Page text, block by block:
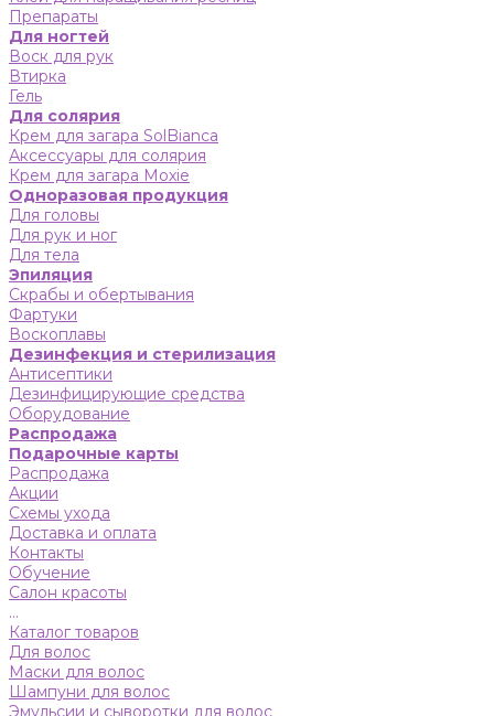
Препараты
Для ногтей
Воск для рук
Втирка
Гель
Для солярия
Крем для загара SolBianca
Аксессуары для солярия
Крем для загара Moxie
Одноразовая продукция
Для головы
Для рук и ног
Для тела
Эпиляция
Скрабы и обертывания
Фартуки
Воскоплавы
Дезинфекция и стерилизация
Антисептики
Дезинфицирующие средства
Оборудование
Распродажа
Подарочные карты
Распродажа
Акции
Схемы ухода
Доставка и оплата
Контакты
Обучение
Салон красоты
...
Каталог товаров
Для волос
Маски для волос
Шампуни для волос
Эмульсии и сыворотки для волос